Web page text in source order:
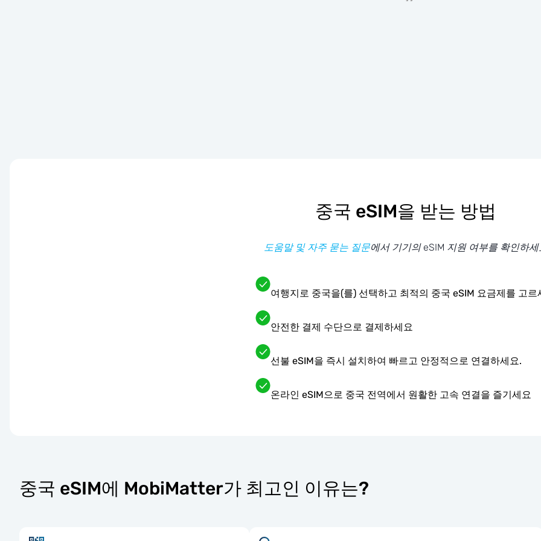
중국 eSIM을 받는 방법
도움말 및 자주 묻는 질문에서 기기의 eSIM 지원 여부를 확인하세
여행지로 중국을(를) 선택하고 최적의 중국 eSIM 요금제를 고르
안전한 결제 수단으로 결제하세요
선불 eSIM을 즉시 설치하여 빠르고 안정적으로 연결하세요.
온라인 eSIM으로 중국 전역에서 원활한 고속 연결을 즐기세요
중국 eSIM에 MobiMatter가 최고인 이유는?